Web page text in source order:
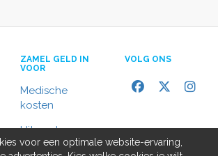
ZAMEL GELD IN
VOOR
Medische
kosten
Uitvaart
VOLG ONS
voor een optimale website-ervaring,